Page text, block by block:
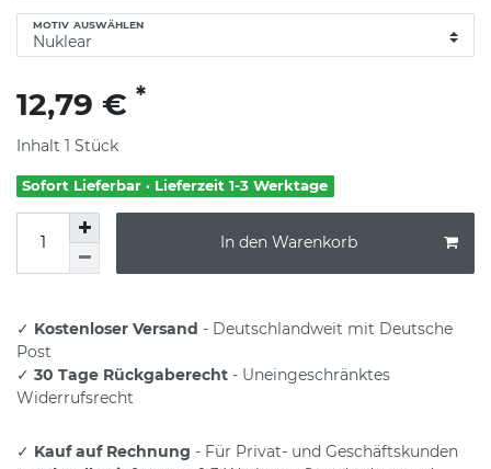
MOTIV AUSWÄHLEN
12,79 € *
Inhalt 1 Stück
Sofort Lieferbar · Lieferzeit 1-3 Werktage
In den Warenkorb
✓ Kostenloser Versand - Deutschlandweit mit Deutsche
Post
✓ 30 Tage Rückgaberecht - Uneingeschränktes
Widerrufsrecht
✓ Kauf auf Rechnung - Für Privat- und Geschäftskunden